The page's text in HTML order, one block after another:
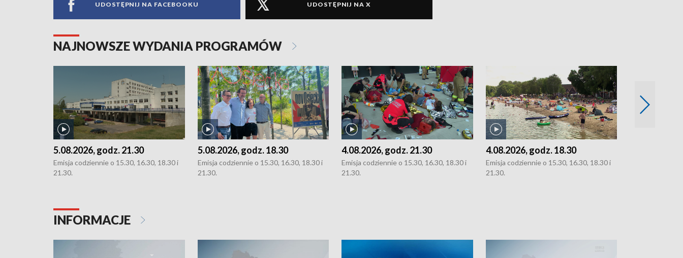
UDOSTĘPNIJ NA FACEBOOKU UDOSTĘPNIJ NA X
NAJNOWSZE WYDANIA PROGRAMÓW
5.08.2026, godz. 21.30
Emisja codziennie o 15.30, 16.30, 18.30 i
21.30.
5.08.2026, godz. 18.30
Emisja codziennie o 15.30, 16.30, 18.30 i
21.30.
4.08.2026, godz. 21.30
Emisja codziennie o 15.30, 16.30, 18.30 i
21.30.
4.08.2026, godz. 18.30
Emisja codziennie o 15.30, 16.30, 18.30 i
21.30.
INFORMACJE